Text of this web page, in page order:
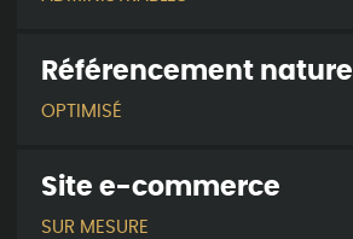
Référencement naturel
OPTIMISÉ
Site e-commerce
SUR MESURE